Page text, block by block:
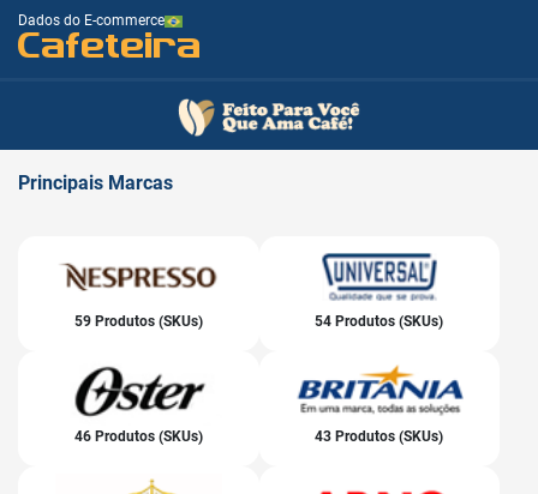
Dados do E-commerce
Cafeteira
Principais Marcas
59 Produtos (SKUs) 54 Produtos (SKUs)
46 Produtos (SKUs) 43 Produtos (SKUs)